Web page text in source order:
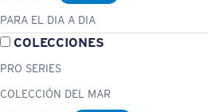
PARA EL DIA A DIA
COLECCIONES
PRO SERIES
COLECCIÓN DEL MAR